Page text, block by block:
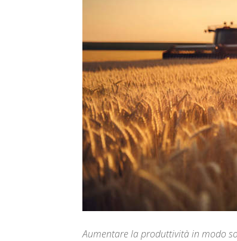
Aumentare la produttività in modo